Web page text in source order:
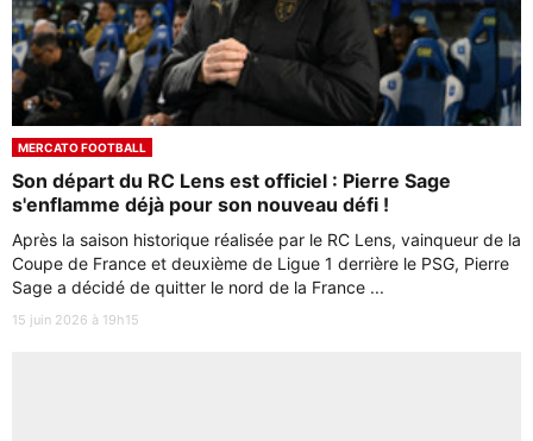
MERCATO FOOTBALL
Son départ du RC Lens est officiel : Pierre Sage
s'enflamme déjà pour son nouveau défi !
Après la saison historique réalisée par le RC Lens, vainqueur de la
Coupe de France et deuxième de Ligue 1 derrière le PSG, Pierre
Sage a décidé de quitter le nord de la France ...
15 juin 2026 à 19h15